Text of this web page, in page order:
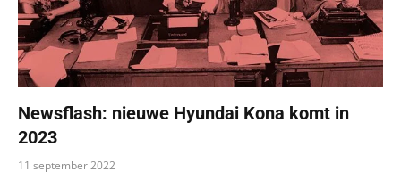
Newsflash: nieuwe Hyundai Kona komt in
2023
11 september 2022